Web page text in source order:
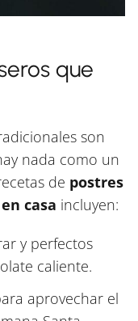
que
son
nada como un
de postres
casa incluyen:
y perfectos
caliente.
aprovechar el